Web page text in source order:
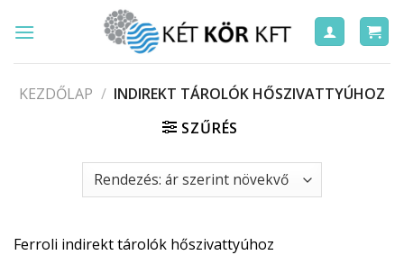
KEZDŐLAP / INDIREKT TÁROLÓK HŐSZIVATTYÚHOZ
SZŰRÉS
Ferroli indirekt tárolók hőszivattyúhoz